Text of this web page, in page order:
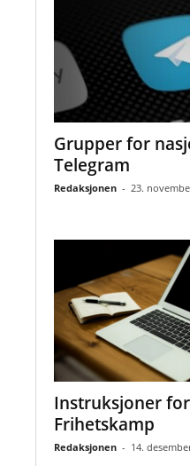
Grupper for
Telegram
Redaksjonen - 23.
Instruksjoner
Frihetskamp
Redaksjonen - 14.